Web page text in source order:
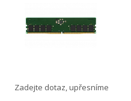
Zadejte dotaz, upřesníme